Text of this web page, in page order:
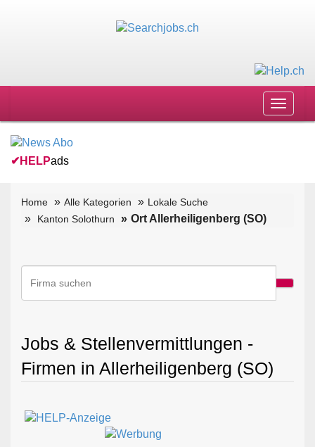
Toggle
✔ HELPads
Home Alle Kategorien
Lokale Suche
Kanton Solothurn
Ort Allerheiligenberg (SO)
Jobs & Stellenvermittlungen -
Firmen in Allerheiligenberg (SO)